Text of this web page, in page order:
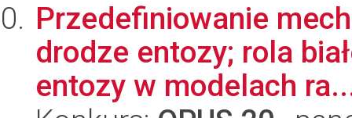
Przedefiniowanie
drodze entozy; rola
entozy w modelach